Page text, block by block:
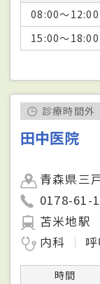
08:00～12:00
15:00～18:00
診療時間外
田中医院
青森県三
0178-61-
苫米地駅
内科
時間